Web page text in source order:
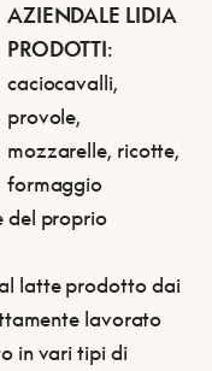
AZIENDALE LIDIA
PRODOTTI:
caciocavalli,
provole,
mozzarelle, ricotte,
formaggio
del proprio
latte prodotto dai
lavorato
in vari tipi di